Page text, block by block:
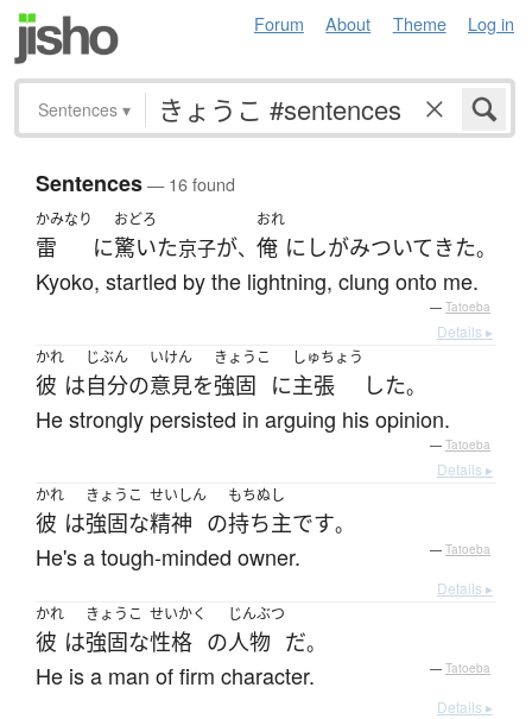
Forum About Theme Log in
Sentences ▾
Sentences— 16 found
かみなり
雷 に
おどろ
驚いた京子が、
おれ
俺 に しがみついて きた。
Kyoko, startled by the lightning, clung onto me.
— Tatoeba
Details ▸
かれ
彼 は
じぶん
自分の
いけん
意見を
きょうこ
強固 に
しゅちょう
主張 した。
He strongly persisted in arguing his opinion.
— Tatoeba
Details ▸
かれ
彼 は
きょうこ
強固な
せいしん
精神 の
もちぬし
持ち主です。
He's a tough-minded owner. — Tatoeba
Details ▸
かれ
彼 は
きょうこ
強固な
せいかく
性格 の
じんぶつ
人物 だ。
He is a man of firm character. — Tatoeba
Details ▸